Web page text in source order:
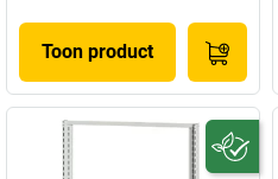
Toon product